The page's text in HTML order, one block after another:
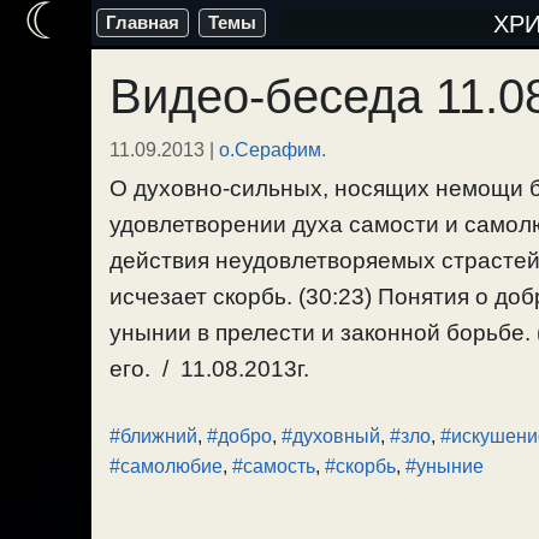
Перейти
содержимому
Главная Темы
Видео-беседа
11.09.2013 | о.Серафим.
О духовно-сильных, носящих немощи
удовлетворении духа самости и
действия неудовлетворяемых
исчезает скорбь. (30:23) Понятия о
унынии в прелести и законной
его. / 11.08.2013г.
#ближний, #добро, #духовный, #зло,
#самолюбие, #самость, #скорбь, #уныние
☾